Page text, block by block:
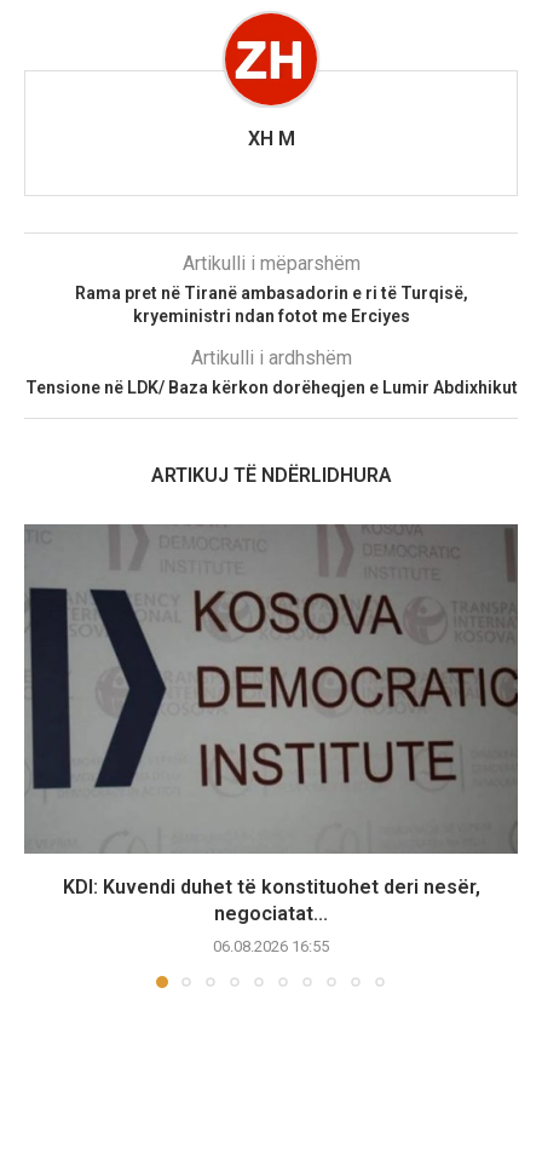
XH M
Artikulli i mëparshëm
Rama pret në Tiranë ambasadorin e ri të Turqisë,
kryeministri ndan fotot me Erciyes
Artikulli i ardhshëm
Tensione në LDK/ Baza kërkon dorëheqjen e Lumir Abdixhikut
ARTIKUJ TË NDËRLIDHURA
KDI: Kuvendi duhet të konstituohet deri nesër,
negociatat...
06.08.2026 16:55